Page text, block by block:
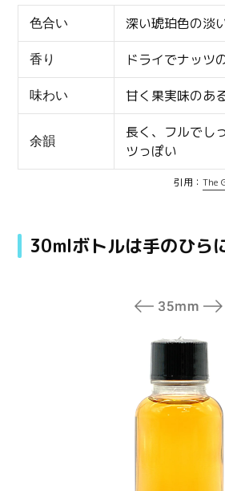
色合い 深い琥珀色の淡
香り ドライでナッツ
味わい 甘く果実味のあ
余韻
長く、フルでし
ツっぽい
引用： The
30mlボトルは手のひら